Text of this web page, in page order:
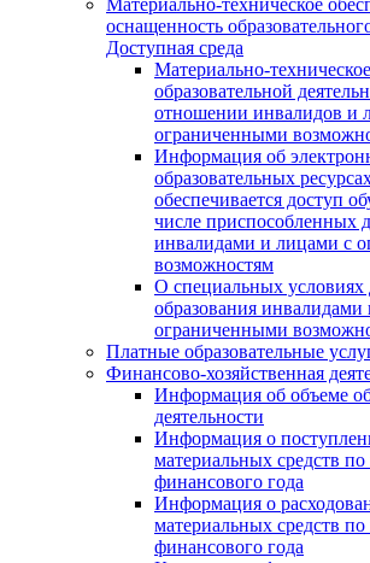
Материально-техническое
оснащенность
Доступная среда
Материально-
образовательной
отношении инвалидов и
ограниченными
Информация об
образовательных
обеспечивается доступ
числе приспособленных
инвалидами и лицами с
возможностям
О специальных условиях
образования
ограниченными
Платные образовательные
Финансово-хозяйственная
Информация об объеме
деятельности
Информация о
материальных средств по
финансового года
Информация о
материальных средств по
финансового года